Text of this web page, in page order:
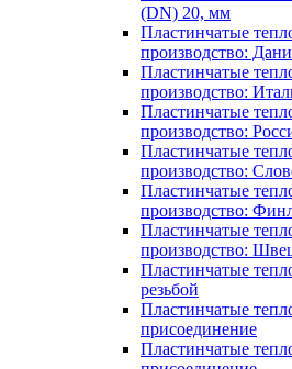
(DN) 20, мм
Пластинчатые
производство:
Пластинчатые
производство:
Пластинчатые
производство:
Пластинчатые
производство:
Пластинчатые
производство:
Пластинчатые
производство:
Пластинчатые
резьбой
Пластинчатые
присоединение
Пластинчатые